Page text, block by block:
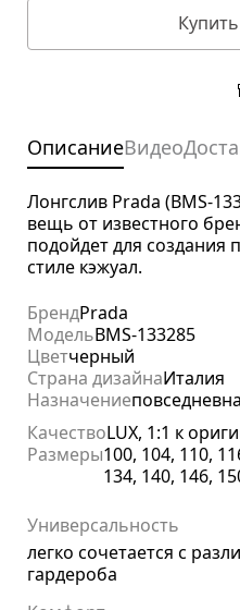
ОписаниеВидео
Лонгслив Prada (BMS-
вещь от известного
подойдет для создания
стиле кэжуал.
БрендPrada
МодельBMS-133285
Цветчерный
Страна дизайнаИталия
Назначение
КачествоLUX, 1:1 к
Размеры100, 104, 110,
134, 140, 146,
Универсальность
легко сочетается с
гардероба